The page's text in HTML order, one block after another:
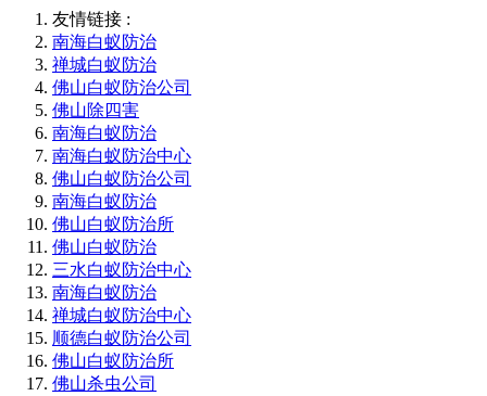
友情链接 :
南海白蚁防治
禅城白蚁防治
佛山白蚁防治公司
佛山除四害
南海白蚁防治
南海白蚁防治中心
佛山白蚁防治公司
南海白蚁防治
佛山白蚁防治所
佛山白蚁防治
三水白蚁防治中心
南海白蚁防治
禅城白蚁防治中心
顺德白蚁防治公司
佛山白蚁防治所
佛山杀虫公司